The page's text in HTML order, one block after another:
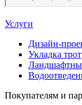
Услуги
Дизайн-
Укладка
Покупателям и